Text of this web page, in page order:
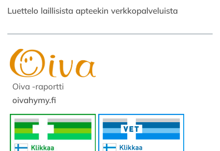
Luettelo laillisista apteekin verkkopalveluista
Oiva -raportti
oivahymy.fi